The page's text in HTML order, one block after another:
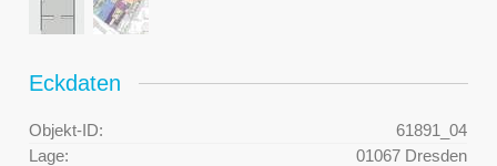
Eckdaten
Objekt-ID:
61891_04
Lage:
01067 Dresden